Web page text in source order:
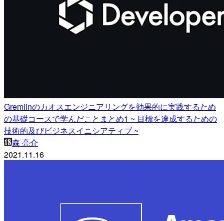
Gremlinのカオスエンジニアリングを効果的に実践するため
の基礎コースで学んだことまとめ1 ~ 目標を達成するための
技術的及びビジネスイニシアティブ ~
森 亮介
2021.11.16